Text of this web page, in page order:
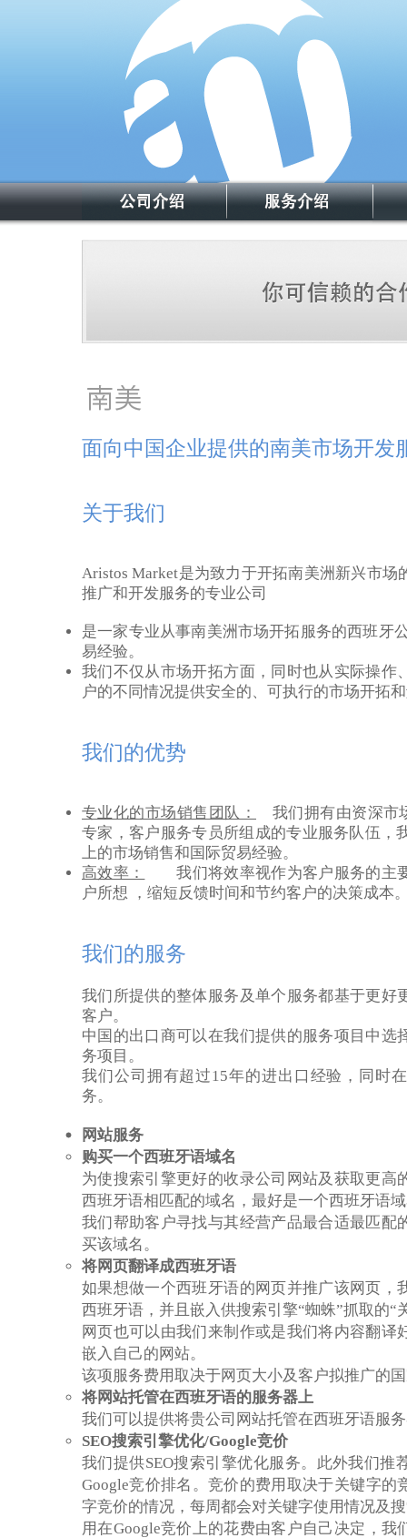
面向中国企业提供的南美市场开发
关于我们
Aristos Market是为致力于开拓南美洲新兴市场
推广和开发服务的专业公司
是一家专业从事南美洲市场开拓服务的西班牙
易经验。
我们不仅从市场开拓方面，同时也从实际操作
户的不同情况提供安全的、可执行的市场开拓
我们的优势
专业化的市场销售团队：
我们拥有由资深市
专家，客户服务专员所组成的专业服务队伍，
上的市场销售和国际贸易经验。
高效率：
我们将效率视作为客户服务的主
户所想 ，缩短反馈时间和节约客户的决策成本
我们的服务
我们所提供的整体服务及单个服务都基于更好
客户。
中国的出口商可以在我们提供的服务项目中选
务项目。
我们公司拥有超过15年的进出口经验，同时
务。
网站服务
购买一个西班牙语域名
为使搜索引擎更好的收录公司网站及获取更高
西班牙语相匹配的域名，最好是一个西班牙语
我们帮助客户寻找与其经营产品最合适最匹配
买该域名。
将网页翻译成西班牙语
如果想做一个西班牙语的网页并推广该网页，
西班牙语，并且嵌入供搜索引擎“蜘蛛”抓取的“
网页也可以由我们来制作或是我们将内容翻译
嵌入自己的网站。
该项服务费用取决于网页大小及客户拟推广的
将网站托管在西班牙语的服务器上
我们可以提供将贵公司网站托管在西班牙语服
SEO搜索引擎优化/Google竞价
我们提供SEO搜索引擎优化服务。此外我们推
Google竞价排名。竞价的费用取决于关键字的
字竞价的情况，每周都会对关键字使用情况及
用在Google竞价上的花费由客户自己决定，我